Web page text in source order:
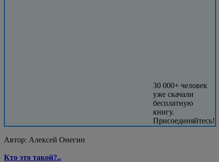
30 000+ человек
уже скачали
бесплатную
книгу.
Присоединяйтесь!
Автор: Алексей Онегин
Кто это такой?..